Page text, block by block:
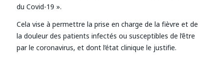
du Covid-19 ».
Cela vise à permettre la prise en charge de la fièvre et de
la douleur des patients infectés ou susceptibles de l’être
par le coronavirus, et dont l’état clinique le justifie.